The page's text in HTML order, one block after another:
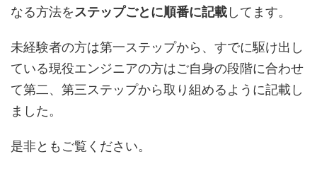
なる方法をステップごとに順番に記載してます。
未経験者の方は第一ステップから、すでに駆け出し
ている現役エンジニアの方はご自身の段階に合わせ
て第二、第三ステップから取り組めるように記載し
ました。
是非ともご覧ください。